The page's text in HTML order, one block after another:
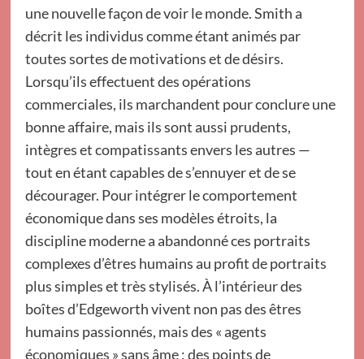
une nouvelle façon de voir le monde. Smith a
décrit les individus comme étant animés par
toutes sortes de motivations et de désirs.
Lorsqu’ils effectuent des opérations
commerciales, ils marchandent pour conclure une
bonne affaire, mais ils sont aussi prudents,
intègres et compatissants envers les autres —
tout en étant capables de s’ennuyer et de se
décourager. Pour intégrer le comportement
économique dans ses modèles étroits, la
discipline moderne a abandonné ces portraits
complexes d’êtres humains au profit de portraits
plus simples et très stylisés. À l’intérieur des
boîtes d’Edgeworth vivent non pas des êtres
humains passionnés, mais des « agents
économiques » sans âme : des points de